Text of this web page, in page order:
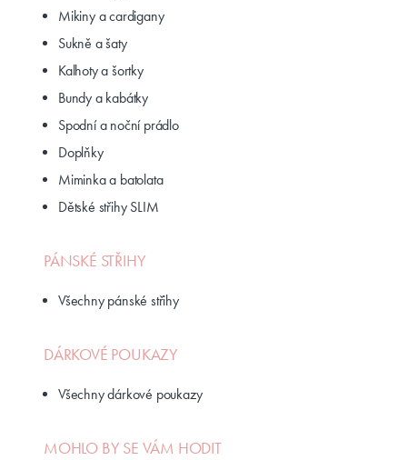
Mikiny a cardigany
Sukně a šaty
Kalhoty a šortky
Bundy a kabátky
Spodní a noční prádlo
Doplňky
Miminka a batolata
Dětské střihy SLIM
PÁNSKÉ STŘIHY
Všechny pánské střihy
DÁRKOVÉ POUKAZY
Všechny dárkové poukazy
MOHLO BY SE VÁM HODIT